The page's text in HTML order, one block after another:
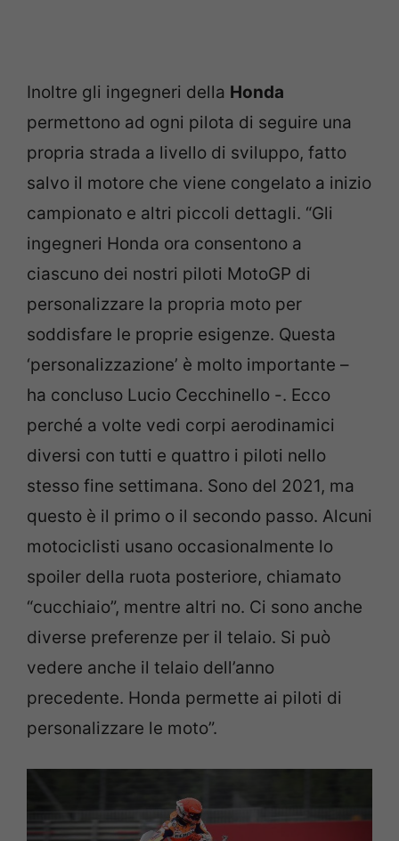
Inoltre gli ingegneri della Honda
permettono ad ogni pilota di seguire una
propria strada a livello di sviluppo, fatto
salvo il motore che viene congelato a inizio
campionato e altri piccoli dettagli. “Gli
ingegneri Honda ora consentono a
ciascuno dei nostri piloti MotoGP di
personalizzare la propria moto per
soddisfare le proprie esigenze. Questa
‘personalizzazione’ è molto importante –
ha concluso Lucio Cecchinello -. Ecco
perché a volte vedi corpi aerodinamici
diversi con tutti e quattro i piloti nello
stesso fine settimana. Sono del 2021, ma
questo è il primo o il secondo passo. Alcuni
motociclisti usano occasionalmente lo
spoiler della ruota posteriore, chiamato
“cucchiaio”, mentre altri no. Ci sono anche
diverse preferenze per il telaio. Si può
vedere anche il telaio dell’anno
precedente. Honda permette ai piloti di
personalizzare le moto”.